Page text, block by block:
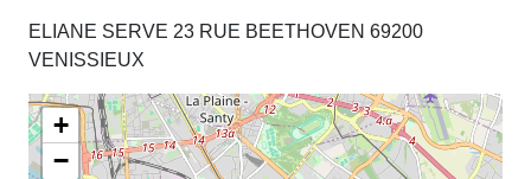
ELIANE SERVE 23 RUE BEETHOVEN 69200
VENISSIEUX
+
−